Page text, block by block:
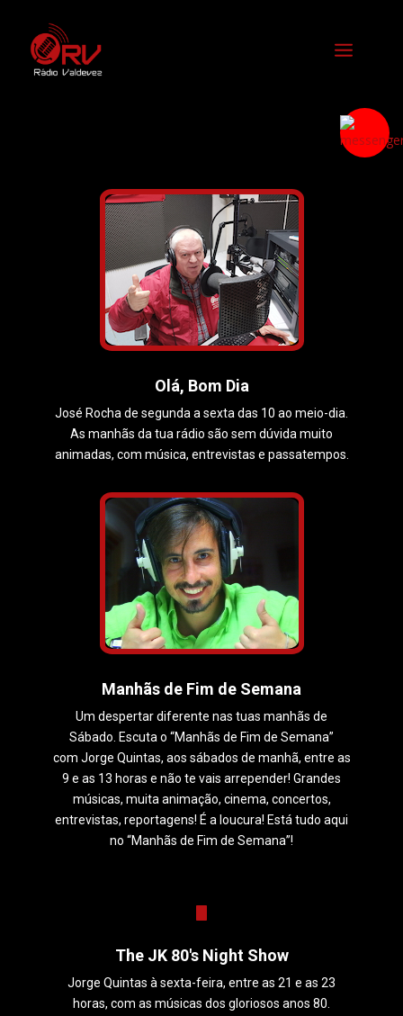
Olá, Bom Dia
José Rocha de segunda a sexta das 10 ao meio-dia.
As manhãs da tua rádio são sem dúvida muito
animadas, com música, entrevistas e passatempos.
Manhãs de Fim de Semana
Um despertar diferente nas tuas manhãs de
Sábado. Escuta o “Manhãs de Fim de Semana”
com Jorge Quintas, aos sábados de manhã, entre as
9 e as 13 horas e não te vais arrepender! Grandes
músicas, muita animação, cinema, concertos,
entrevistas, reportagens! É a loucura! Está tudo aqui
no “Manhãs de Fim de Semana”!
The JK 80's Night Show
Jorge Quintas à sexta-feira, entre as 21 e as 23
horas, com as músicas dos gloriosos anos 80.